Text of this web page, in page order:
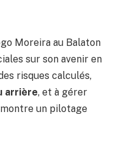
Moreira au Balaton
sur son avenir en
risques calculés,
arrière, et à gérer
un pilotage